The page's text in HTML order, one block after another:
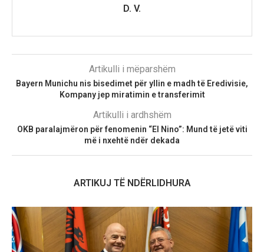
D. V.
Artikulli i mëparshëm
Bayern Munichu nis bisedimet për yllin e madh të Eredivisie,
Kompany jep miratimin e transferimit
Artikulli i ardhshëm
OKB paralajmëron për fenomenin “El Nino”: Mund të jetë viti
më i nxehtë ndër dekada
ARTIKUJ TË NDËRLIDHURA